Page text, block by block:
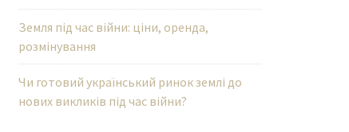
Земля під час війни: ціни, оренда,
розмінування
Чи готовий український ринок землі до
нових викликів під час війни?